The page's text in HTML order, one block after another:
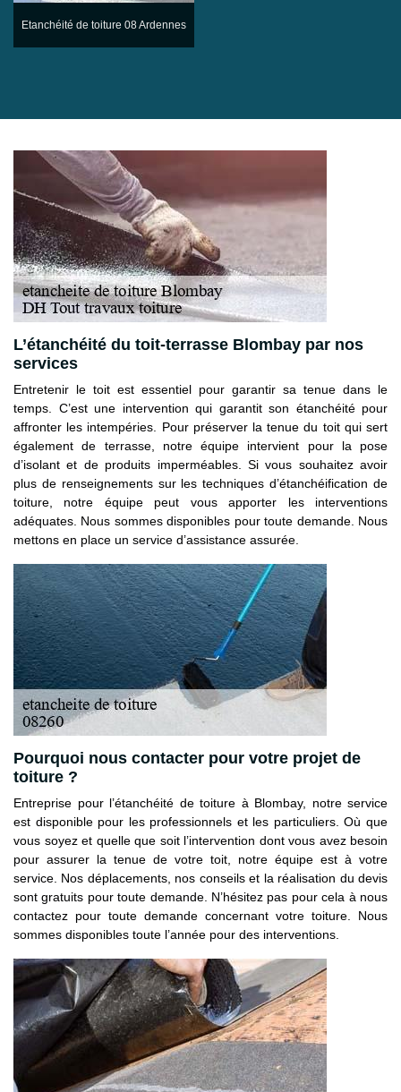
Etanchéité de toiture 08 Ardennes
L’étanchéité du toit-terrasse Blombay par nos
services
Entretenir le toit est essentiel pour garantir sa tenue dans le
temps. C’est une intervention qui garantit son étanchéité pour
affronter les intempéries. Pour préserver la tenue du toit qui sert
également de terrasse, notre équipe intervient pour la pose
d’isolant et de produits imperméables. Si vous souhaitez avoir
plus de renseignements sur les techniques d’étanchéification de
toiture, notre équipe peut vous apporter les interventions
adéquates. Nous sommes disponibles pour toute demande. Nous
mettons en place un service d’assistance assurée.
Pourquoi nous contacter pour votre projet de
toiture ?
Entreprise pour l’étanchéité de toiture à Blombay, notre service
est disponible pour les professionnels et les particuliers. Où que
vous soyez et quelle que soit l’intervention dont vous avez besoin
pour assurer la tenue de votre toit, notre équipe est à votre
service. Nos déplacements, nos conseils et la réalisation du devis
sont gratuits pour toute demande. N’hésitez pas pour cela à nous
contactez pour toute demande concernant votre toiture. Nous
sommes disponibles toute l’année pour des interventions.